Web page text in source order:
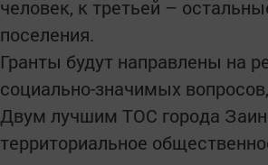
человек, к третьей –
поселения.
Гранты будут направлены на
социально-значимых
Двум лучшим ТОС города
территориальное